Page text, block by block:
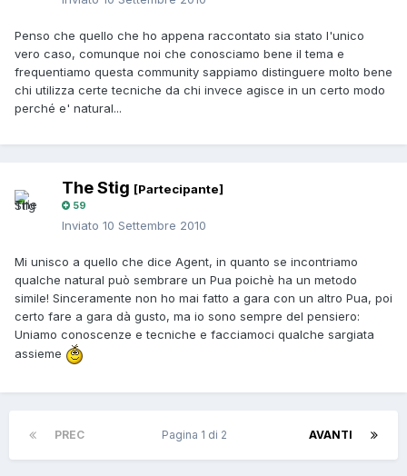
Penso che quello che ho appena raccontato sia stato l'unico
vero caso, comunque noi che conosciamo bene il tema e
frequentiamo questa community sappiamo distinguere molto bene
chi utilizza certe tecniche da chi invece agisce in un certo modo
perché e' natural...
The Stig [Partecipante]
59
Inviato 10 Settembre 2010
Mi unisco a quello che dice Agent, in quanto se incontriamo
qualche natural può sembrare un Pua poichè ha un metodo
simile! Sinceramente non ho mai fatto a gara con un altro Pua, poi
certo fare a gara dà gusto, ma io sono sempre del pensiero:
Uniamo conoscenze e tecniche e facciamoci qualche sargiata
assieme
PREC AVANTI
Pagina 1 di 2